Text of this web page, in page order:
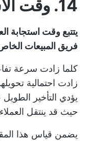
14. وقت الاستجابة للعملاء
يتتبع وقت استجابة
فريق المبيعات
كلما زادت سرعة
زادت احتمالية
يؤدي التأخير
حيث قد ينتقل
يضمن قياس هذا